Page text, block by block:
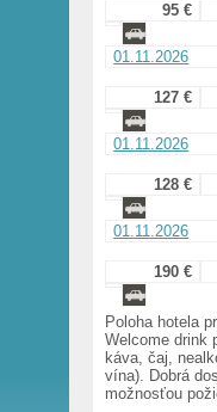
95 €
01.11.2026
127 €
01.11.2026
128 €
01.11.2026
190 €
Poloha hotela
Welcome drink
káva, čaj,
vína). Dobrá
možnosťou